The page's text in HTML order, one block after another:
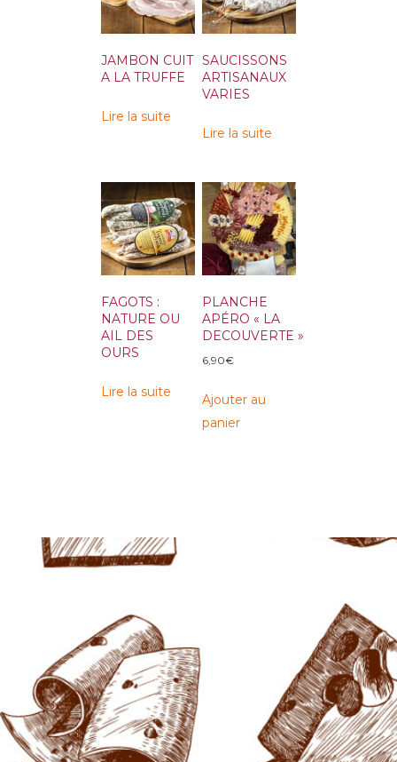
JAMBON CUIT
A LA TRUFFE
Lire la suite
SAUCISSONS
ARTISANAUX
VARIES
Lire la suite
FAGOTS :
NATURE OU
AIL DES
OURS
Lire la suite
PLANCHE
APÉRO « LA
DECOUVERTE »
6,90€
Ajouter au
panier